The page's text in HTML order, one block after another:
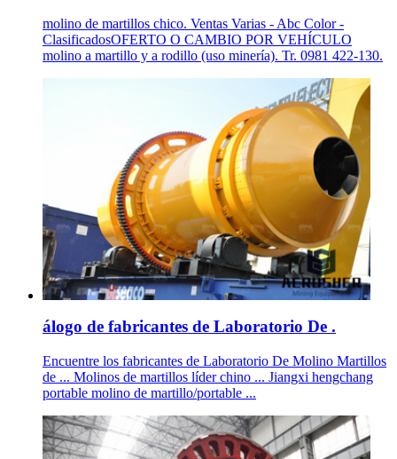
molino de martillos chico. Ventas Varias - Abc Color -
ClasificadosOFERTO O CAMBIO POR VEHÍCULO
molino a martillo y a rodillo (uso minería). Tr. 0981 422-130.
álogo de fabricantes de Laboratorio De .
Encuentre los fabricantes de Laboratorio De Molino Martillos
de ... Molinos de martillos líder chino ... Jiangxi hengchang
portable molino de martillo/portable ...